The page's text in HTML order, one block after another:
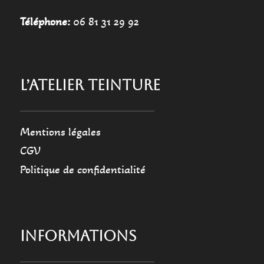
Téléphone:06 81 31 29 92
L’ATELIER TEINTURE
Mentions légales
CGV
Politique de confidentialité
INFORMATIONS